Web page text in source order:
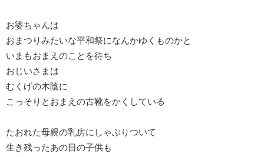
お婆ちゃんは
おまつりみたいな平和祭になんかゆくものかと
いまもおまえのことを待ち
おじいさまは
むくげの木陰に
こっそりとおまえの古靴をかくしている
たおれた母親の乳房にしゃぶりついて
生き残ったあの日の子供も